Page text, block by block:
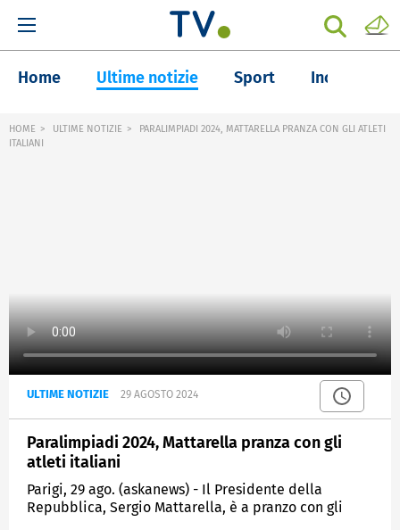
Home Ultime notizie Sport Inchieste
HOME ULTIME NOTIZIE
PARALIMPIADI 2024, MATTARELLA PRANZA CON GLI ATLETI
ITALIANI
ULTIME NOTIZIE 29 AGOSTO 2024
Paralimpiadi 2024, Mattarella pranza con gli
atleti italiani
Parigi, 29 ago. (askanews) - Il Presidente della
Repubblica, Sergio Mattarella, è a pranzo con gli